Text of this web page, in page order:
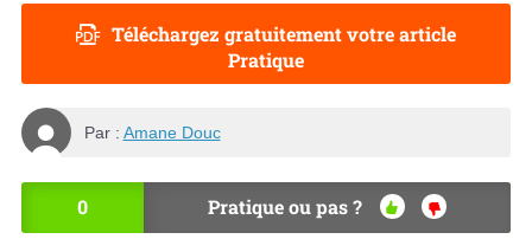
Téléchargez gratuitement votre article
Pratique
Par : Amane Douc
0 Pratique ou pas ?
OU
NO